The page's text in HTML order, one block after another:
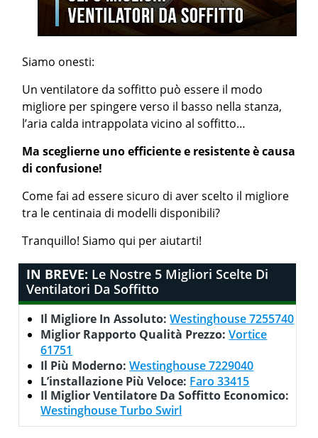
Siamo onesti:
Un ventilatore da soffitto può essere il modo
migliore per spingere verso il basso nella stanza,
l’aria calda intrappolata vicino al soffitto…
Ma sceglierne uno efficiente e resistente è causa
di confusione!
Come fai ad essere sicuro di aver scelto il migliore
tra le centinaia di modelli disponibili?
Tranquillo! Siamo qui per aiutarti!
IN BREVE: Le Nostre 5 Migliori Scelte Di
Ventilatori Da Soffitto
Il Migliore In Assoluto:Westinghouse 7255740
Miglior Rapporto Qualità Prezzo:Vortice
61751
Il Più Moderno:Westinghouse 7229040
L’installazione Più Veloce: Faro 33415
Il Miglior Ventilatore Da Soffitto Economico:
Westinghouse Turbo Swirl